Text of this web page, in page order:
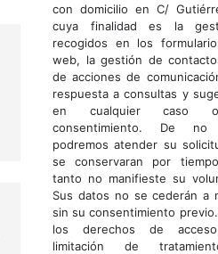
con domicilio en C/
cuya finalidad es la
recogidos en los
web, la gestión de
de acciones de
respuesta a consultas y
en cualquier caso
consentimiento. De
podremos atender su
se conservaran por
tanto no manifieste su
Sus datos no se cederán a
sin su consentimiento
los derechos de
limitación de